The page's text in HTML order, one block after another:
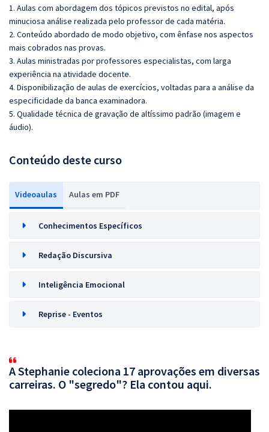
1. Aulas com abordagem dos tópicos previstos no edital, após
minuciosa análise realizada pelo professor de cada matéria.
2. Conteúdo abordado de modo objetivo, com ênfase nos aspectos
mais cobrados nas provas.
3. Aulas ministradas por professores especialistas, com larga
experiência na atividade docente.
4. Disponibilização de aulas de exercícios, voltadas para a análise da
especificidade da banca examinadora.
5. Qualidade técnica de gravação de altíssimo padrão (imagem e
áudio).
Conteúdo deste curso
Videoaulas Aulas em PDF
Conhecimentos Específicos
Redação Discursiva
Inteligência Emocional
Reprise - Eventos
A Stephanie coleciona 17 aprovações em diversas
carreiras. O "segredo"? Ela contou aqui.